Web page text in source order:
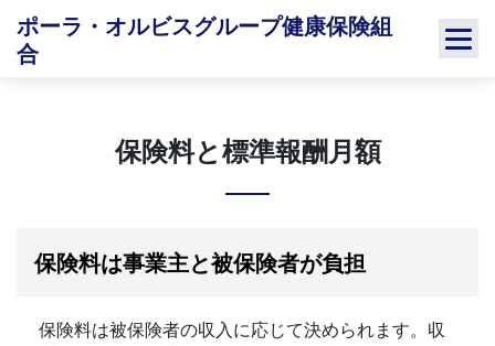
Skip
content
ポーラ・オルビスグループ健康保険組
合
保険料と標準報酬月額
保険料は事業主と被保険者が負担
保険料は被保険者の収入に応じて決められます。収